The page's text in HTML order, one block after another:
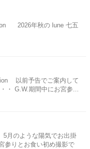
2026年秋の lune 七五
以前予告でご案内して
・ G.W.期間中にお宮参...
月のような陽気でお出掛
参りとお食い初め撮影で